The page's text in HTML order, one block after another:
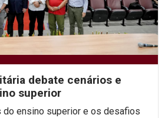
debate cenários e
superior
do ensino superior e os desafios